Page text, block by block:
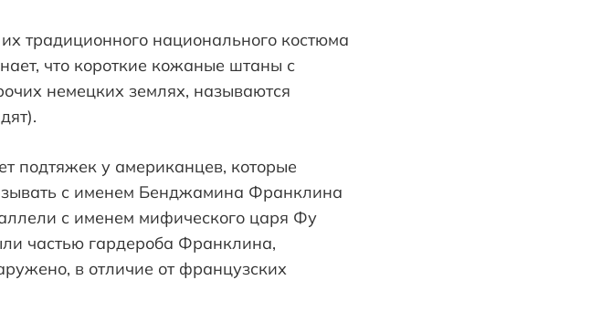
традиционного национального костюма
что короткие кожаные штаны с
немецких землях, называются
подтяжек у американцев, которые
с именем Бенджамина Франклина
с именем мифического царя Фу
частью гардероба Франклина,
в отличие от французских